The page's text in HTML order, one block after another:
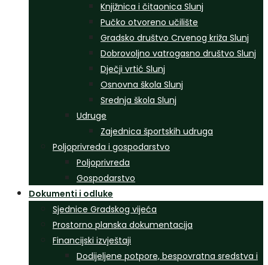
Knjižnica i čitaonica Slunj
Pučko otvoreno učilište
Gradsko društvo Crvenog križa Slunj
Dobrovoljno vatrogasno društvo Slunj
Dječji vrtić Slunj
Osnovna škola Slunj
Srednja škola Slunj
Udruge
Zajednica športskih udruga
Poljoprivreda i gospodarstvo
Poljoprivreda
Gospodarstvo
Dokumenti i odluke
Sjednice Gradskog vijeća
Prostorno planska dokumentacija
Financijski izvještaji
Dodijeljene potpore, bespovratna sredstva i